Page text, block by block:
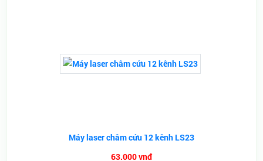
Máy laser châm cứu 12 kênh LS23
63.000 vnđ